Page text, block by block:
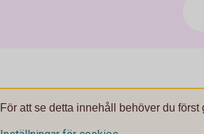
För att se detta innehåll behöver du